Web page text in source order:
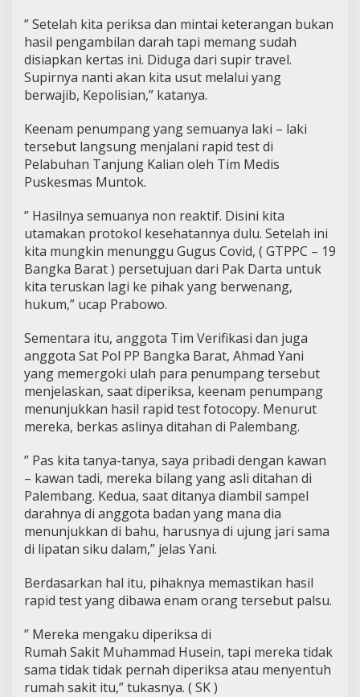
” Setelah kita periksa dan mintai keterangan bukan
hasil pengambilan darah tapi memang sudah
disiapkan kertas ini. Diduga dari supir travel.
Supirnya nanti akan kita usut melalui yang
berwajib, Kepolisian,” katanya.
Keenam penumpang yang semuanya laki – laki
tersebut langsung menjalani rapid test di
Pelabuhan Tanjung Kalian oleh Tim Medis
Puskesmas Muntok.
” Hasilnya semuanya non reaktif. Disini kita
utamakan protokol kesehatannya dulu. Setelah ini
kita mungkin menunggu Gugus Covid, ( GTPPC – 19
Bangka Barat ) persetujuan dari Pak Darta untuk
kita teruskan lagi ke pihak yang berwenang,
hukum,” ucap Prabowo.
Sementara itu, anggota Tim Verifikasi dan juga
anggota Sat Pol PP Bangka Barat, Ahmad Yani
yang memergoki ulah para penumpang tersebut
menjelaskan, saat diperiksa, keenam penumpang
menunjukkan hasil rapid test fotocopy. Menurut
mereka, berkas aslinya ditahan di Palembang.
” Pas kita tanya-tanya, saya pribadi dengan kawan
– kawan tadi, mereka bilang yang asli ditahan di
Palembang. Kedua, saat ditanya diambil sampel
darahnya di anggota badan yang mana dia
menunjukkan di bahu, harusnya di ujung jari sama
di lipatan siku dalam,” jelas Yani.
Berdasarkan hal itu, pihaknya memastikan hasil
rapid test yang dibawa enam orang tersebut palsu.
” Mereka mengaku diperiksa di
Rumah Sakit Muhammad Husein, tapi mereka tidak
sama tidak tidak pernah diperiksa atau menyentuh
rumah sakit itu,” tukasnya. ( SK )